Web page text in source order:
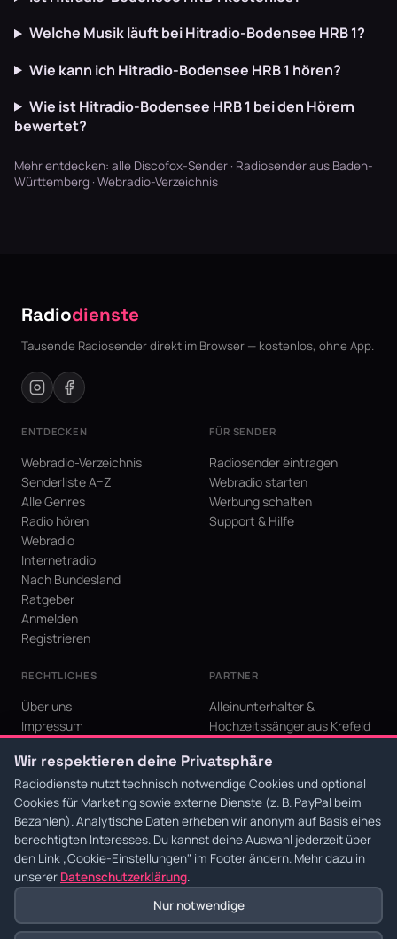
Welche Musik läuft bei Hitradio-Bodensee HRB 1?
Wie kann ich Hitradio-Bodensee HRB 1 hören?
Wie ist Hitradio-Bodensee HRB 1 bei den Hörern
bewertet?
Mehr entdecken: alle Discofox-Sender · Radiosender aus Baden-
Württemberg · Webradio-Verzeichnis
Radiodienste
Tausende Radiosender direkt im Browser — kostenlos, ohne App.
ENTDECKEN
Webradio-Verzeichnis
Senderliste A–Z
Alle Genres
Radio hören
Webradio
Internetradio
Nach Bundesland
Ratgeber
Anmelden
Registrieren
FÜR SENDER
Radiosender eintragen
Webradio starten
Werbung schalten
Support & Hilfe
RECHTLICHES
Über uns
Impressum
AGB
Cookie-Einstellungen
PARTNER
Alleinunterhalter &
Hochzeitssänger aus Krefeld
Krefeld für den Niederrhein
© 2026 Radiodienste. Alle Rechte vorbehalten.·Datenschutz·AGB·
Impressum
Wir respektieren deine Privatsphäre
Radiodienste nutzt technisch notwendige Cookies und optional
Cookies für Marketing sowie externe Dienste (z. B. PayPal beim
Bezahlen). Analytische Daten erheben wir anonym auf Basis eines
berechtigten Interesses. Du kannst deine Auswahl jederzeit über
den Link „Cookie-Einstellungen" im Footer ändern. Mehr dazu in
unserer Datenschutzerklärung.
Nur notwendige